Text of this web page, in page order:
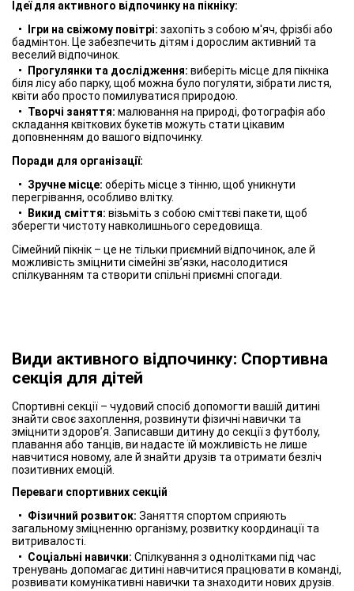
Ідеї для активного відпочинку на пікніку:
Ігри на свіжому повітрі: захопіть з собою м'яч, фрізбі або
бадмінтон. Це забезпечить дітям і дорослим активний та
веселий відпочинок.
Прогулянки та дослідження: виберіть місце для пікніка
біля лісу або парку, щоб можна було погуляти, зібрати листя,
квіти або просто помилуватися природою.
Творчі заняття: малювання на природі, фотографія або
складання квіткових букетів можуть стати цікавим
доповненням до вашого відпочинку.
Поради для організації:
Зручне місце: оберіть місце з тінню, щоб уникнути
перегрівання, особливо влітку.
Викид сміття: візьміть з собою сміттєві пакети, щоб
зберегти чистоту навколишнього середовища.
Сімейний пікнік – це не тільки приємний відпочинок, але й
можливість зміцнити сімейні зв’язки, насолодитися
спілкуванням та створити спільні приємні спогади.
Види активного відпочинку: Спортивна
секція для дітей
Спортивні секції – чудовий спосіб допомогти вашій дитині
знайти своє захоплення, розвинути фізичні навички та
зміцнити здоров’я. Записавши дитину до секції з футболу,
плавання або танців, ви надасте їй можливість не лише
навчитися новому, але й знайти друзів та отримати безліч
позитивних емоцій.
Переваги спортивних секцій
Фізичний розвиток: Заняття спортом сприяють
загальному зміцненню організму, розвитку координації та
витривалості.
Соціальні навички: Спілкування з однолітками під час
тренувань допомагає дитині навчитися працювати в команді,
розвивати комунікативні навички та знаходити нових друзів.